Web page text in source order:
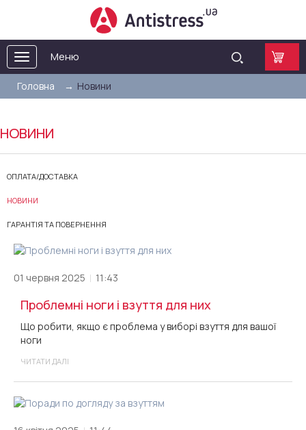
Toggle
navigation
Меню
Головна Новини
НОВИНИ
ОПЛАТА/ДОСТАВКА
НОВИНИ
ГАРАНТІЯ ТА ПОВЕРНЕННЯ
01 червня 2025 11:43
Проблемні ноги і взуття для них
Що робити, якщо є проблема у виборі взуття для вашої
ноги
ЧИТАТИ ДАЛІ